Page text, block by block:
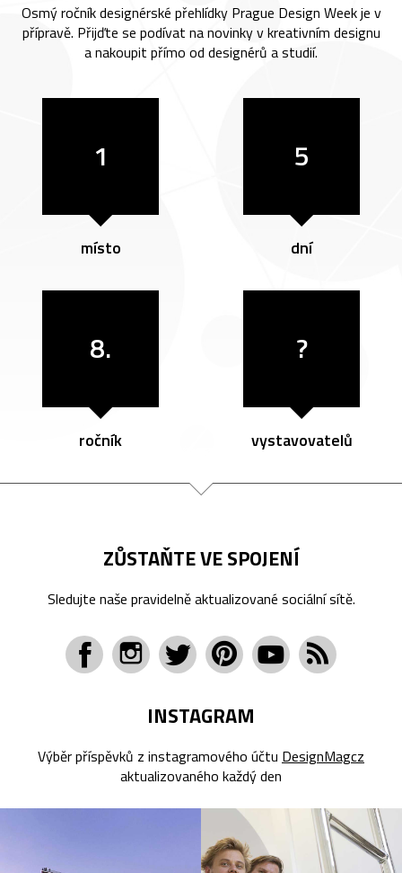
Osmý ročník designérské přehlídky Prague Design Week je v
přípravě. Přijďte se podívat na novinky v kreativním designu
a nakoupit přímo od designérů a studií.
1
místo
5
dní
8.
ročník
?
vystavovatelů
ZŮSTAŇTE VE SPOJENÍ
Sledujte naše pravidelně aktualizované sociální sítě.
INSTAGRAM
Výběr příspěvků z instagramového účtu DesignMagcz
aktualizovaného každý den